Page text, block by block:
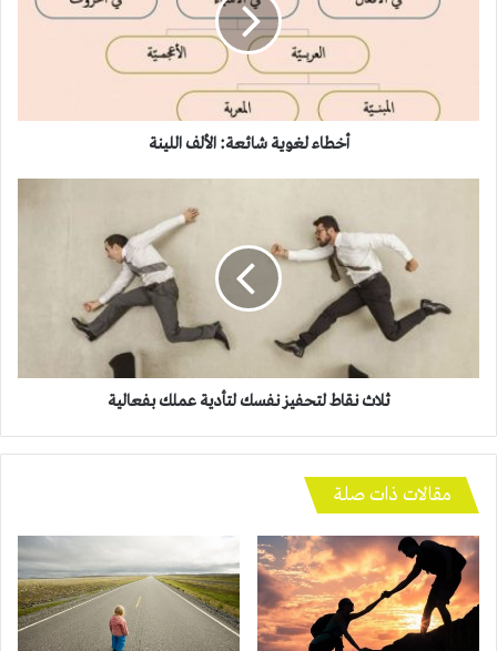
أخطاء لغوية شائعة: الألف اللينة
ثلاث نقاط لتحفيز نفسك لتأدية عملك بفعالية
مقالات ذات صلة